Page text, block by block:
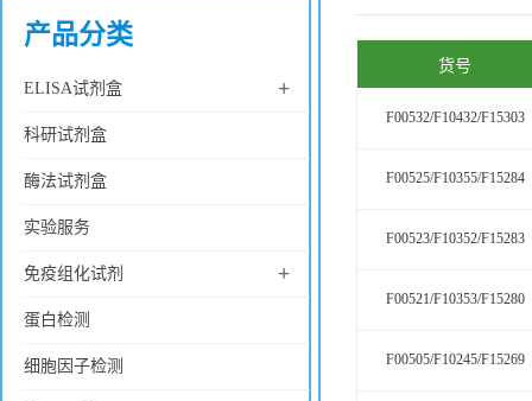
产品分类
ELISA试剂盒 +
科研试剂盒
酶法试剂盒
实验服务
免疫组化试剂 +
蛋白检测
细胞因子检测
货号
F00532/F10432/F15303
F00525/F10355/F15284
F00523/F10352/F15283
F00521/F10353/F15280
F00505/F10245/F15269